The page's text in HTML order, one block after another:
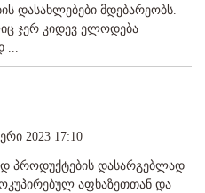
დასახლებები მდებარეობს.
ჯერ კიდევ ელოდება
...
2023 17:10
პროდუქტების დასარგებლად
აფხაზეთთან და